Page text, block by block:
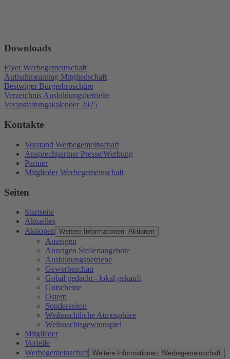
Downloads
Flyer Werbegemeinschaft
Aufnahmeantrag Mitgliedschaft
Bestwiger Bürgerbroschüre
Verzeichnis Ausbildungsbetriebe
Veranstaltungskalender 2025
Kontakte
Vorstand Werbegemeinschaft
Ansprechpartner Presse/Werbung
Partner
Mitglieder Werbegemeinschaft
Seiten
Startseite
Aktuelles
Aktionen Weitere Informationen: Aktionen
Anzeigen
Anzeigen Stellenangebote
Ausbildungsbetriebe
Gewerbeschau
Gobal gedacht - lokal gekauft
Gutscheine
Ostern
Sonderseiten
Weihnachtliche Atmosphäre
Weihnachtsgewinnspiel
Mitglieder
Vorteile
Werbegemeinschaft Weitere Informationen: Werbegemeinschaft